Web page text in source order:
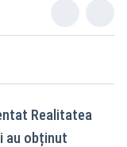
Realitatea
au obținut